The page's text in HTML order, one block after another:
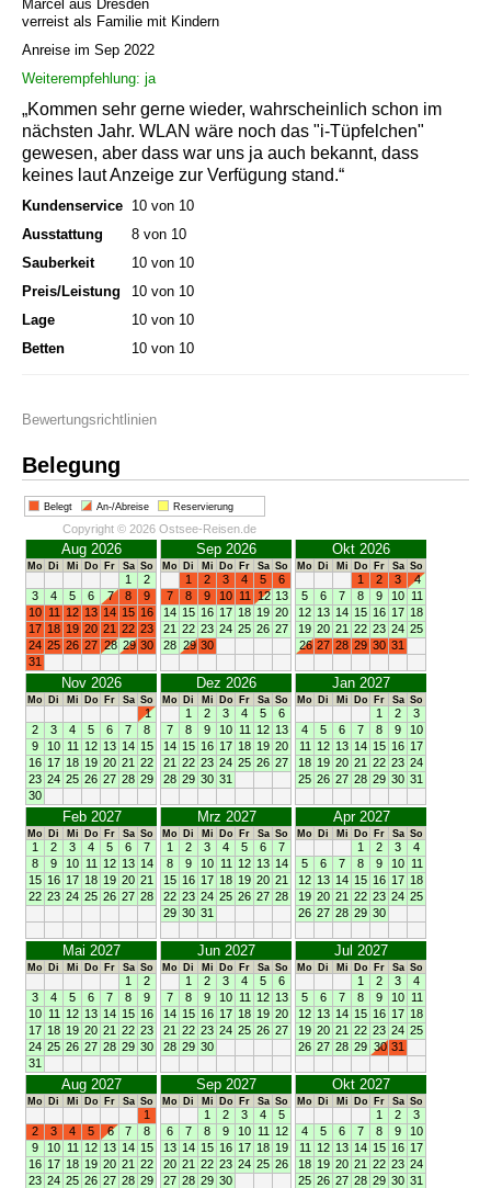
Marcel aus Dresden
verreist als Familie mit Kindern
Anreise im Sep 2022
Weiterempfehlung: ja
„Kommen sehr gerne wieder, wahrscheinlich schon im
nächsten Jahr. WLAN wäre noch das "i-Tüpfelchen"
gewesen, aber dass war uns ja auch bekannt, dass
keines laut Anzeige zur Verfügung stand.“
Kundenservice 10 von 10
Ausstattung
8 von 10
Sauberkeit
10 von 10
Preis/Leistung
10 von 10
Lage
10 von 10
Betten
10 von 10
Bewertungsrichtlinien
Belegung
Belegt An-/Abreise Reservierung
Copyright © 2026 Ostsee-Reisen.de
Aug 2026
Mo Di Mi Do Fr Sa So
1
2
3
4 5 6 7 8
9
10 11 12 13 14 15 16
17 18 19 20 21 22 23
24 25 26 27 28 29 30
31
Sep 2026
Mo Di Mi Do Fr Sa So
1 2 3 4 5
6
7
8 9 10 11 12 13
14 15 16 17 18 19 20
21 22 23 24 25 26 27
28 29 30
Okt 2026
Mo Di Mi Do Fr Sa So
1 2 3
4
5
6 7 8 9 10 11
12 13 14 15 16 17 18
19 20 21 22 23 24 25
26 27 28 29 30 31
Nov 2026
Mo Di Mi Do Fr Sa So
1
2
3 4 5 6 7
8
9
10 11 12 13 14 15
16 17 18 19 20 21 22
23 24 25 26 27 28 29
30
Dez 2026
Mo Di Mi Do Fr Sa So
1 2 3 4 5
6
7
8 9 10 11 12 13
14 15 16 17 18 19 20
21 22 23 24 25 26 27
28 29 30 31
Jan 2027
Mo Di Mi Do Fr Sa So
1 2
3
4
5 6 7 8 9
10
11
12 13 14 15 16 17
18 19 20 21 22 23 24
25 26 27 28 29 30 31
Feb 2027
Mo Di Mi Do Fr Sa So
1 2 3 4 5 6
7
8
9 10 11 12 13 14
15 16 17 18 19 20 21
22 23 24 25 26 27 28
Mrz 2027
Mo Di Mi Do Fr Sa So
1 2 3 4 5 6
7
8
9 10 11 12 13 14
15 16 17 18 19 20 21
22 23 24 25 26 27 28
29 30 31
Apr 2027
Mo Di Mi Do Fr Sa So
1 2 3
4
5
6 7 8 9 10 11
12 13 14 15 16 17 18
19 20 21 22 23 24 25
26 27 28 29 30
Mai 2027
Mo Di Mi Do Fr Sa So
1
2
3
4 5 6 7 8
9
10 11 12 13 14 15 16
17 18 19 20 21 22 23
24 25 26 27 28 29 30
31
Jun 2027
Mo Di Mi Do Fr Sa So
1 2 3 4 5
6
7
8 9 10 11 12 13
14 15 16 17 18 19 20
21 22 23 24 25 26 27
28 29 30
Jul 2027
Mo Di Mi Do Fr Sa So
1 2 3
4
5
6 7 8 9 10 11
12 13 14 15 16 17 18
19 20 21 22 23 24 25
26 27 28 29 30 31
Aug 2027
Mo Di Mi Do Fr Sa So
1
2
3 4 5 6 7
8
9
10 11 12 13 14 15
16 17 18 19 20 21 22
23 24 25 26 27 28 29
Sep 2027
Mo Di Mi Do Fr Sa So
1 2 3 4
5
6
7 8 9 10 11
12
13 14 15 16 17 18 19
20 21 22 23 24 25 26
27 28 29 30
Okt 2027
Mo Di Mi Do Fr Sa So
1 2
3
4
5 6 7 8 9
10
11
12 13 14 15 16 17
18 19 20 21 22 23 24
25 26 27 28 29 30 31